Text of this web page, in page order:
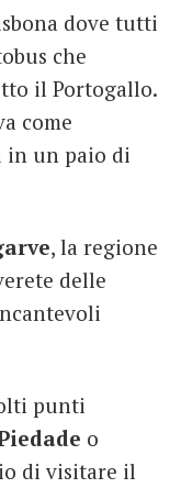
dove tutti
che
il Portogallo.
come
in un paio di
, la regione
delle
punti
o
di visitare il